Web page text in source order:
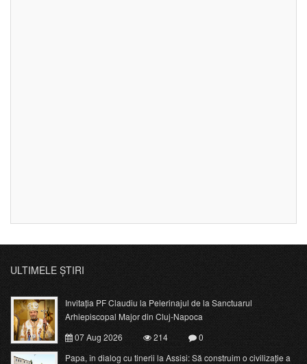
ULTIMELE ȘTIRI
Invitația PF Claudiu la Pelerinajul de la Sanctuarul
Arhiepiscopal Major din Cluj-Napoca
07 Aug 2026
214
0
Papa, în dialog cu tinerii la Assisi: Să construim o civilizație a